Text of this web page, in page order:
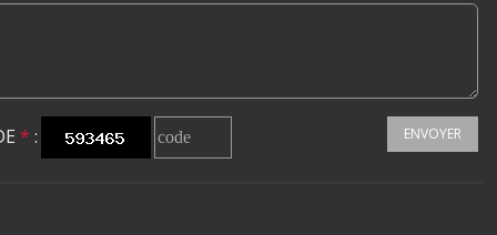
* : ENVOYER